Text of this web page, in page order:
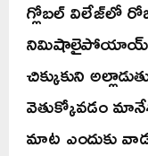
గ్లోబల్‌ విలేజ్‌లో
నిమిషాలైపోయాయ్.
చిక్కుకుని
వెతుక్కోవడం
మాట ఎందుకు